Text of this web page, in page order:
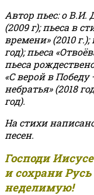
Автор пьес: о В.И.
(2009 г); пьеса в
времени» (2010
год); пьеса
пьеса
«С верой в Победу
небратья» (2018
год).
На стихи
песен.
Господи
и сохрани
неделимую!